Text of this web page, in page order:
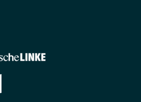
(Link öffnet ein neues Fenster)